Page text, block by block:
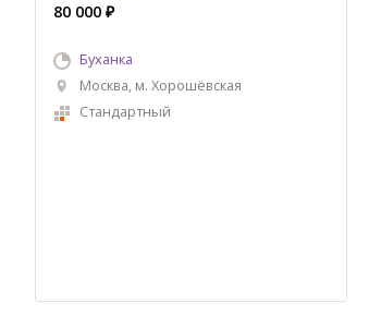
80 000 ₽
Буханка
Москва, м. Хорошёвская
Стандартный